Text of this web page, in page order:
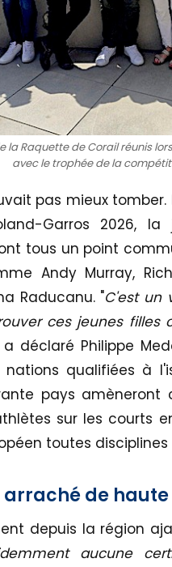
la Raquette de Corail réunis
avec le trophée de la
pas mieux
Garros 2026,
tous un point
Andy Murray,
Raducanu. "C'est un
ces jeunes
a déclaré Philippe
nations qualifiées à
pays amèneront
sur les courts
toutes
de
depuis la région
aucune